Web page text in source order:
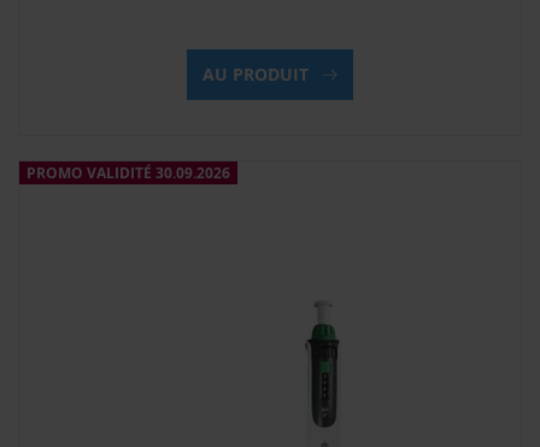
AU PRODUIT
PROMO VALIDITÉ 30.09.2026